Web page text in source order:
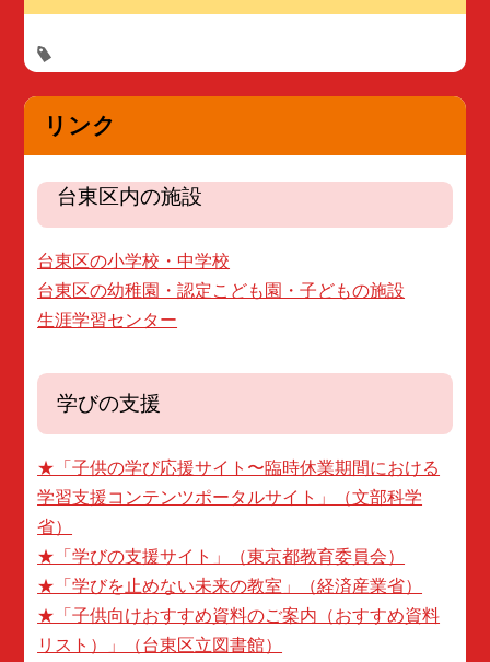
リンク
台東区内の施設
台東区の小学校・中学校
台東区の幼稚園・認定こども園・子どもの施設
生涯学習センター
学びの支援
★「子供の学び応援サイト〜臨時休業期間における
学習支援コンテンツポータルサイト」（文部科学
省）
★「学びの支援サイト」（東京都教育委員会）
★「学びを止めない未来の教室」（経済産業省）
★「子供向けおすすめ資料のご案内（おすすめ資料
リスト）」（台東区立図書館）